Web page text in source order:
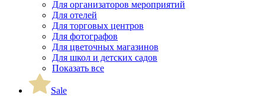
Для организаторов мероприятий
Для отелей
Для торговых центров
Для фотографов
Для цветочных магазинов
Для школ и детских садов
Показать все
Sale